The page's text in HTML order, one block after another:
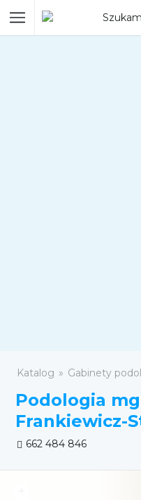
Katalog Gabinety
Podologia
Frankiewicz-
662 484 846